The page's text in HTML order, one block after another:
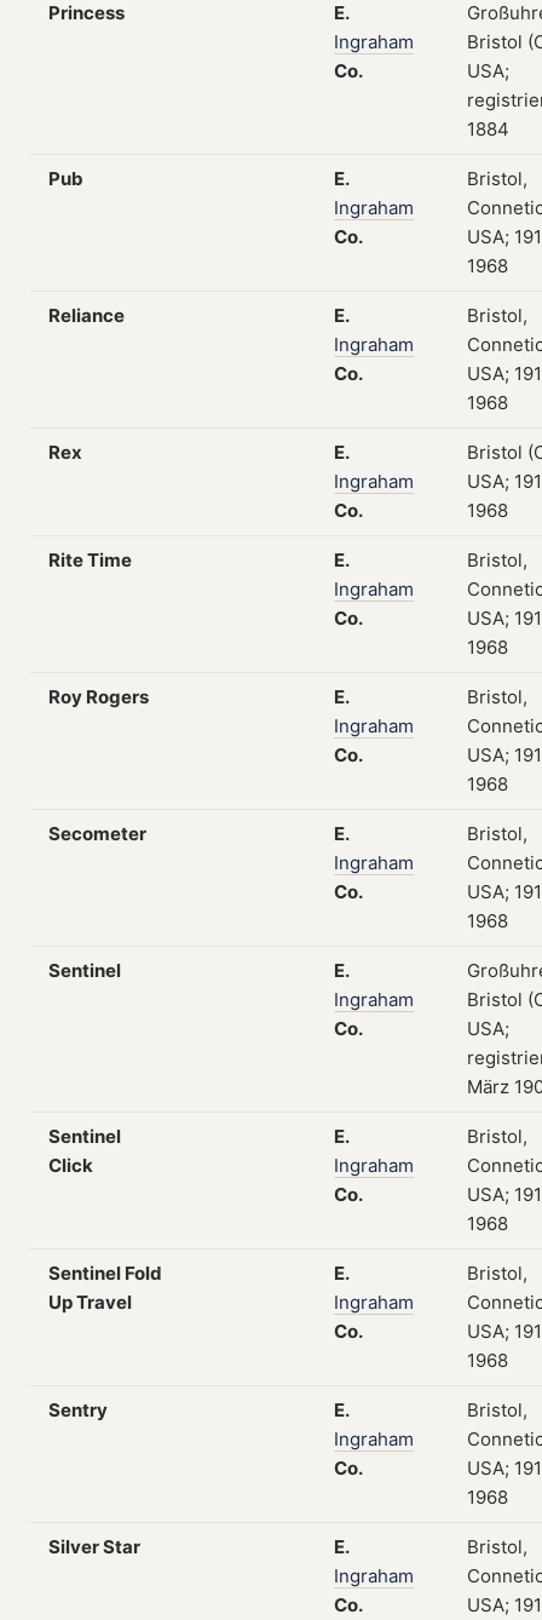
Princess
E.
Ingraham
Co.
Bristol
USA;
1884
Pub
E.
Ingraham
Co.
Bristol,
USA;
1968
Reliance
E.
Ingraham
Co.
Bristol,
USA;
1968
Rex
E.
Ingraham
Co.
Bristol
USA;
1968
Rite Time
E.
Ingraham
Co.
Bristol,
USA;
1968
Roy Rogers
E.
Ingraham
Co.
Bristol,
USA;
1968
Secometer
E.
Ingraham
Co.
Bristol,
USA;
1968
Sentinel
E.
Ingraham
Co.
Bristol
USA;
März
Sentinel
Click
E.
Ingraham
Co.
Bristol,
USA;
1968
Sentinel Fold
Up Travel
E.
Ingraham
Co.
Bristol,
USA;
1968
Sentry
E.
Ingraham
Co.
Bristol,
USA;
1968
Silver Star
E.
Ingraham
Co.
Bristol,
USA;